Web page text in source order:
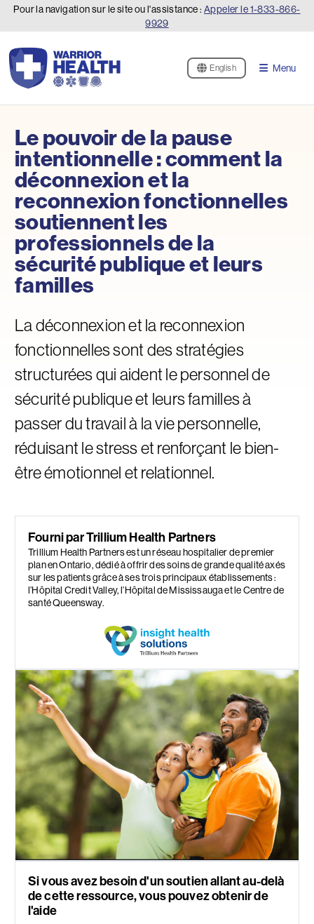
Pour la navigation sur le site ou l'assistance : Appeler le1-833-866-
9929
English Menu
Le pouvoir de la pause
intentionnelle : comment la
déconnexion et la
reconnexion fonctionnelles
soutiennent les
professionnels de la
sécurité publique et leurs
familles
La déconnexion et la reconnexion
fonctionnelles sont des stratégies
structurées qui aident le personnel de
sécurité publique et leurs familles à
passer du travail à la vie personnelle,
réduisant le stress et renforçant le bien-
être émotionnel et relationnel.
Fourni par Trillium Health Partners
Trillium Health Partners est un réseau hospitalier de premier
plan en Ontario, dédié à offrir des soins de grande qualité axés
sur les patients grâce à ses trois principaux établissements :
l’Hôpital Credit Valley, l’Hôpital de Mississauga et le Centre de
santé Queensway.
Si vous avez besoin d'un soutien allant au-delà
de cette ressource, vous pouvez obtenir de
l'aide